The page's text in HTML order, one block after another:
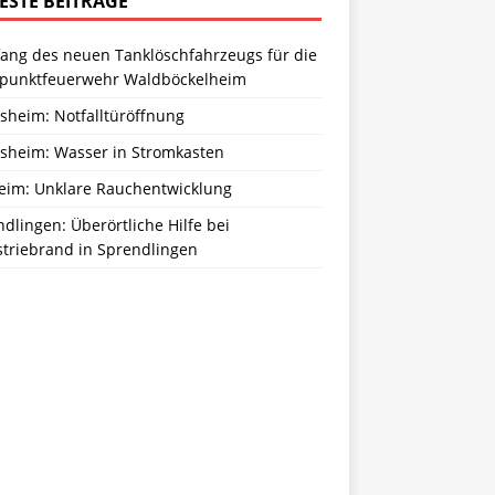
des neuen Tanklöschfahrzeugs für die
Waldböckelheim
Notfalltüröffnung
Wasser in Stromkasten
Unklare Rauchentwicklung
Überörtliche Hilfe bei
in Sprendlingen